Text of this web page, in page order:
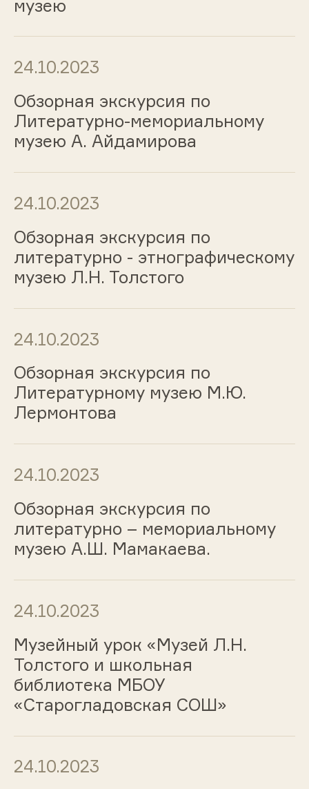
музею
24.10.2023
Обзорная экскурсия по
Литературно-мемориальному
музею А. Айдамирова
24.10.2023
Обзорная экскурсия по
литературно - этнографическому
музею Л.Н. Толстого
24.10.2023
Обзорная экскурсия по
Литературному музею М.Ю.
Лермонтова
24.10.2023
Обзорная экскурсия по
литературно – мемориальному
музею А.Ш. Мамакаева.
24.10.2023
Музейный урок «Музей Л.Н.
Толстого и школьная
библиотека МБОУ
«Старогладовская СОШ»
24.10.2023